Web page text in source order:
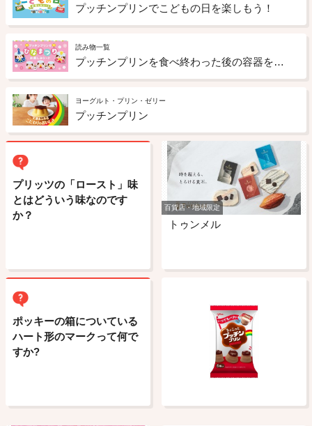
プッチンプリンでこどもの日を楽しもう！
読み物一覧
プッチンプリンを食べ終わった後の容器を再利用して工作！
ヨーグルト・プリン・ゼリー
プッチンプリン
プリッツの「ロースト」味
とはどういう味なのです
か？
百貨店・地域限定
トゥンメル
ポッキーの箱についている
ハート形のマークって何で
すか?